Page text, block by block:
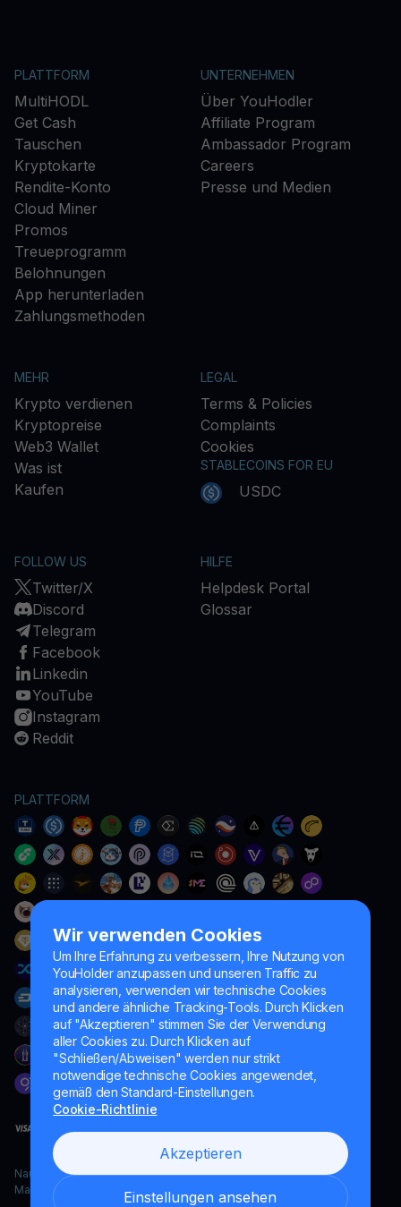
Wir verwenden Cookies
Um Ihre Erfahrung zu verbessern, Ihre Nutzung von
YouHolder anzupassen und unseren Traffic zu
analysieren, verwenden wir technische Cookies
und andere ähnliche Tracking-Tools. Durch Klicken
auf "Akzeptieren" stimmen Sie der Verwendung
aller Cookies zu. Durch Klicken auf
"Schließen/Abweisen" werden nur strikt
notwendige technische Cookies angewendet,
gemäß den Standard-Einstellungen.
Cookie-Richtlinie
Akzeptieren
Einstellungen ansehen
PLATTFORM
MultiHODL
Get Cash
Tauschen
Kryptokarte
Rendite-Konto
Cloud Miner
Promos
Treueprogramm
Belohnungen
App herunterladen
Zahlungsmethoden
UNTERNEHMEN
Über YouHodler
Affiliate Program
Ambassador Program
Careers
Presse und Medien
MEHR
Krypto verdienen
Kryptopreise
Web3 Wallet
Was ist
Kaufen
LEGAL
Terms & Policies
Complaints
Cookies
STABLECOINS FOR EU
USDC
FOLLOW US
Twitter/X
Discord
Telegram
Facebook
Linkedin
YouTube
Instagram
Reddit
HILFE
Helpdesk Portal
Glossar
PLATTFORM
Naumard LTD. – ausschließlich für IT-Entwicklung, Forschung und
Marketingzwecke